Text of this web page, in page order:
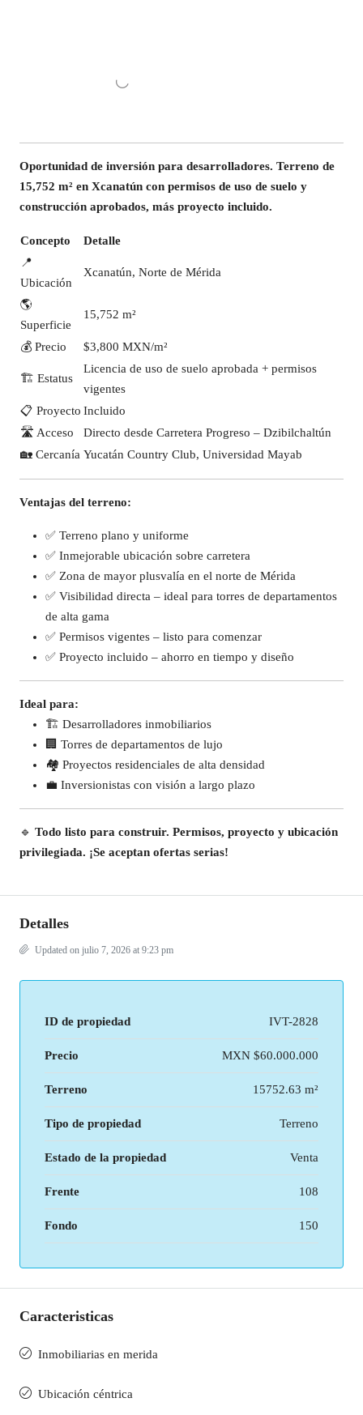
Oportunidad de inversión para desarrolladores. Terreno de
15,752 m² en Xcanatún con permisos de uso de suelo y
construcción aprobados, más proyecto incluido.
Concepto
Detalle
📍
Ubicación
Xcanatún, Norte de Mérida
🌎
Superficie
15,752 m²
💰 Precio $3,800 MXN/m²
🏗️ Estatus
Licencia de uso de suelo aprobada + permisos
vigentes
📋 Proyecto Incluido
🛣️ Acceso
Directo desde Carretera Progreso – Dzibilchaltún
🏡 Cercanía Yucatán Country Club, Universidad Mayab
Ventajas del terreno:
✅ Terreno plano y uniforme
✅ Inmejorable ubicación sobre carretera
✅ Zona de mayor plusvalía en el norte de Mérida
✅ Visibilidad directa – ideal para torres de departamentos
de alta gama
✅ Permisos vigentes – listo para comenzar
✅ Proyecto incluido – ahorro en tiempo y diseño
Ideal para:
🏗️ Desarrolladores inmobiliarios
🏢 Torres de departamentos de lujo
🏘️ Proyectos residenciales de alta densidad
💼 Inversionistas con visión a largo plazo
🔹 Todo listo para construir. Permisos, proyecto y ubicación
privilegiada. ¡Se aceptan ofertas serias!
Detalles
Updated on julio 7, 2026 at 9:23 pm
ID de propiedad IVT-2828
Precio MXN $60.000.000
Terreno 15752.63 m²
Tipo de propiedad Terreno
Estado de la propiedad Venta
Frente 108
Fondo 150
Caracteristicas
Inmobiliarias en merida
Ubicación céntrica